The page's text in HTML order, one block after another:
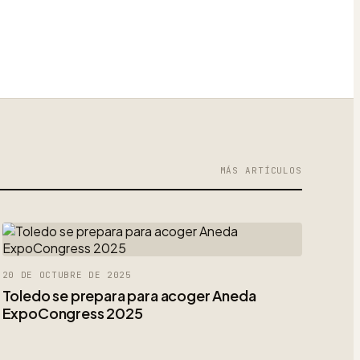
MÁS ARTÍCULOS
20 DE OCTUBRE DE 2025
Toledo se prepara para acoger Aneda
ExpoCongress 2025